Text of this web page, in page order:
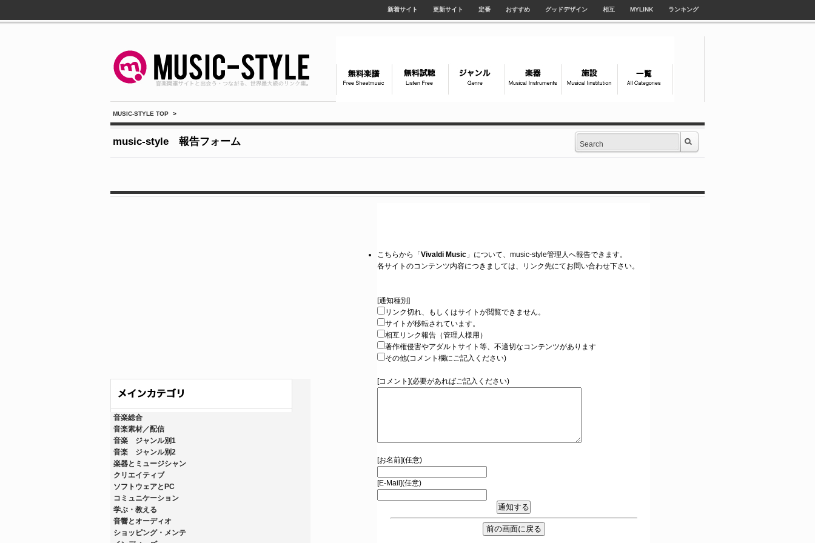
新着サイト 更新サイト 定番 おすすめ グッドデザイン 相互 MYLINK ランキング
MUSIC-STYLE TOP >
music-style 報告フォーム
音楽総合
音楽素材／配信
音楽 ジャンル別1
音楽 ジャンル別2
楽器とミュージシャン
クリエイティブ
ソフトウェアとPC
コミュニケーション
学ぶ・教える
音響とオーディオ
ショッピング・メンテ
こちらから「 Vivaldi Music 」について、music-style管理人へ報告できます。
各サイトのコンテンツ内容につきましては、リンク先にてお問い合わせ下さい。
[通知種別]
リンク切れ、もしくはサイトが閲覧できません。
サイトが移転されています。
相互リンク報告（管理人様用）
著作権侵害やアダルトサイト等、不適切なコンテンツがあります
その他(コメント欄にご記入ください)
[コメント](必要があればご記入ください)
[お名前](任意)
[E-Mail](任意)